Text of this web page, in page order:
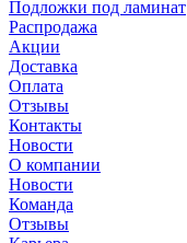
Подложки под ламинат
Распродажа
Акции
Доставка
Оплата
Отзывы
Контакты
Новости
О компании
Новости
Команда
Отзывы